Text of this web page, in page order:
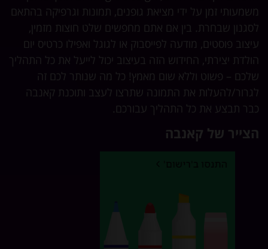
זמן על ידי מציאת גופנים, תמונות וגרפיקה בהתאם
שבחרת. בין אם אתם מחפשים שלט חוצות מזמין,
פוסטים, מודעה לפייסבוק או לגוגל ואפילו כרטיס יום
יצירתי, החידוש הזה בעיצוב יכול לייעל את כל התהליך
– פשוט וללא שום מאמץ! כל מה שנותר לכם זה
להעלות את התמונה שתרצו לעצב ותוכנת קאנבה
תבצע את כל התהליך עבורכם.
של קאנבה